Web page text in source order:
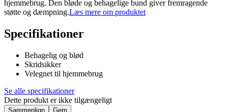
hjemmebrug. Den bløde og behagelige bund giver fremragende
støtte og dæmpning.Læs mere om produktet
Specifikationer
Behagelig og blød
Skridsikker
Velegnet til hjemmebrug
Se alle specifikationer
Dette produkt er ikke tilgængeligt
Sammenlign Gem